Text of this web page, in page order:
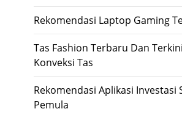
Rekomendasi Laptop Gaming
Tas Fashion Terbaru Dan
Konveksi Tas
Rekomendasi Aplikasi Investasi
Pemula